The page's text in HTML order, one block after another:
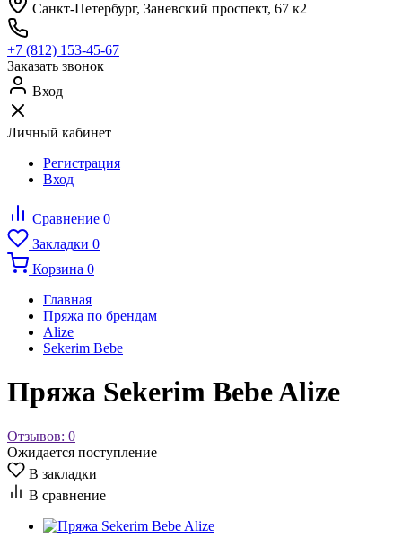
Санкт-Петербург, ​Заневский проспект, 67 к2
+7 (812) 153-45-67
Заказать звонок
Вход
Личный кабинет
Регистрация
Вход
Сравнение 0
Закладки 0
Корзина 0
Главная
Пряжа по брендам
Alize
Sekerim Bebe
Пряжа Sekerim Bebe Alize
Отзывов: 0
Ожидается поступление
В закладки
В сравнение